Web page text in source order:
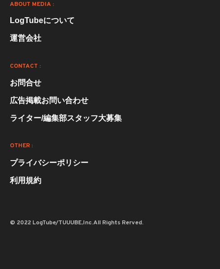
ABOUT MEDIA :
LogTubeについて
運営会社
CONTACT :
お問合せ
広告掲載お問い合わせ
ライター/編集部スタッフ大募集
OTHER :
プライバシーポリシー
利用規約
© 2022 LogTube/TUUUBE,Inc.All Rights Rerved.